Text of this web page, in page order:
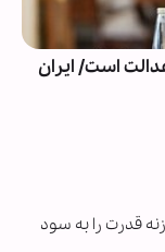
مکه
قدرت را به سود